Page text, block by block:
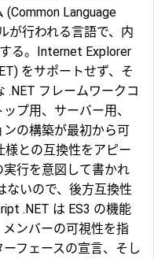
(Common Language
が行われる言語で、内
る。Internet Explorer
をサポートせず、そ
.NET フレームワークコ
プ用、サーバー用、
の構築が最初から可
様との互換性をアピー
行を意図して書かれ
ないので、後方互換性
.NET は ES3 の機能
ンバーの可視性を指
フェースの宣言、そし